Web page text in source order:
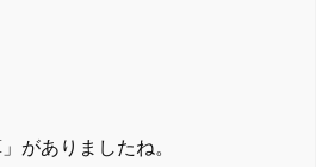
がありましたね。